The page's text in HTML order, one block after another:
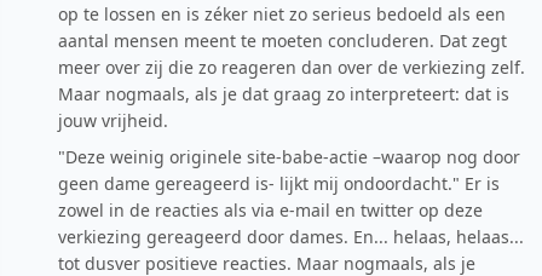
op te lossen en is zéker niet zo serieus bedoeld als een
aantal mensen meent te moeten concluderen. Dat zegt
meer over zij die zo reageren dan over de verkiezing zelf.
Maar nogmaals, als je dat graag zo interpreteert: dat is
jouw vrijheid.
"Deze weinig originele site-babe-actie –waarop nog door
geen dame gereageerd is- lijkt mij ondoordacht." Er is
zowel in de reacties als via e-mail en twitter op deze
verkiezing gereageerd door dames. En... helaas, helaas...
tot dusver positieve reacties. Maar nogmaals, als je